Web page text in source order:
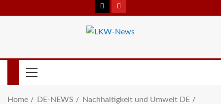
Home DE-NEWS
Nachhaltigkeit und Umwelt DE